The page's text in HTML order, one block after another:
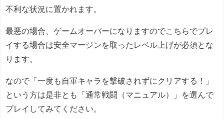
不利な状況に置かれます。
最悪の場合、ゲームオーバーになりますのでこちらでプレ
イする場合は安全マージンを取ったレベル上げが必須とな
ります。
なので「一度も自軍キャラを撃破されずにクリアする！」
という方は是非とも「通常戦闘（マニュアル）」を選んで
プレイしてみてください。